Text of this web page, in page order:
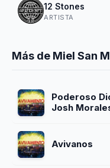
12 Stones
ARTISTA
Más de Miel San
Poderoso
Josh
Avivanos